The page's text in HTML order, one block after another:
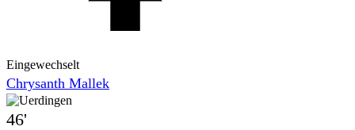
Eingewechselt
Chrysanth Mallek
46'